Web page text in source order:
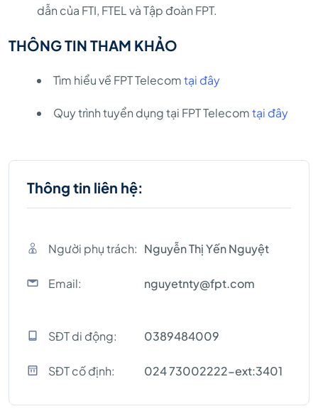
dẫn của FTI, FTEL và Tập đoàn FPT.
THÔNG TIN THAM KHẢO
Tìm hiểu về FPT Telecomtại đây
Quy trình tuyển dụng tại FPT Telecomtại đây
Thông tin liên hệ:
Người phụ trách: Nguyễn Thị Yến Nguyệt
Email: nguyetnty@fpt.com
SĐT di động: 0389484009
SĐT cố định: 024 73002222-ext:3401